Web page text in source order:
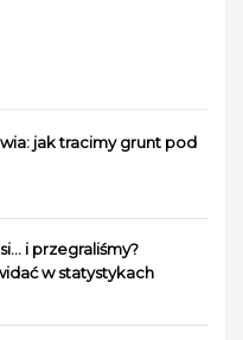
jak tracimy grunt pod
i przegraliśmy?
w statystykach